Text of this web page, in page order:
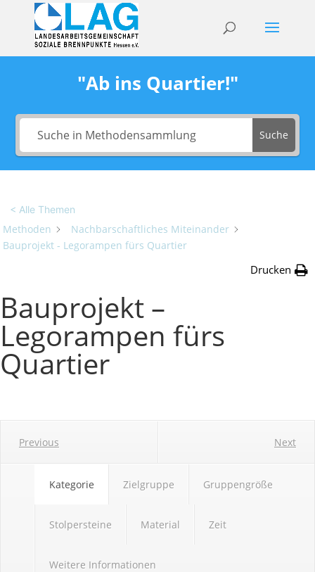
"Ab ins Quartier!"
Suche
< Alle Themen
Methoden
Nachbarschaftliches Miteinander
Bauprojekt - Legorampen fürs Quartier
Drucken
Bauprojekt –
Legorampen fürs
Quartier
Next
Previous
Kategorie Zielgruppe Gruppengröße
Stolpersteine Material Zeit
Weitere Informationen